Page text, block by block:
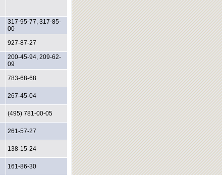
317-95-77, 317-85-
00
927-87-27
200-45-94, 209-62-
09
783-68-68
267-45-04
(495) 781-00-05
261-57-27
138-15-24
161-86-30